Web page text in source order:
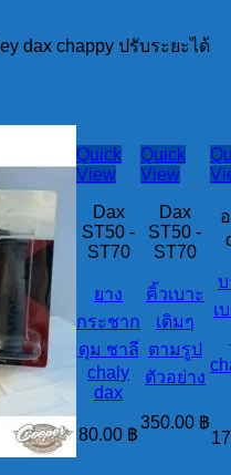
dax chappy ปรับระยะได้
Quick
View
Dax
ST50 -
ST70
ยาง
กระชาก
ดุม ชาลี
chaly
dax
80.00 ฿
Quick
View
Dax
ST50 -
ST70
คิ้วเบาะ
เดิมๆ
ตามรูป
ตัวอย่าง
350.00 ฿
เ